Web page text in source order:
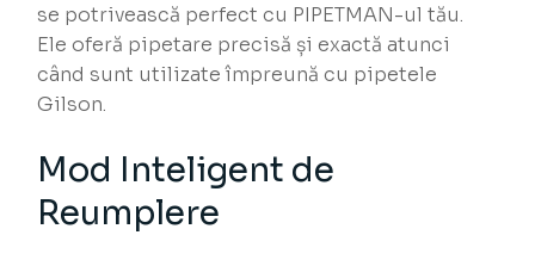
se potrivească perfect cu PIPETMAN-ul tău.
Ele oferă pipetare precisă și exactă atunci
când sunt utilizate împreună cu pipetele
Gilson.
Mod Inteligent de
Reumplere